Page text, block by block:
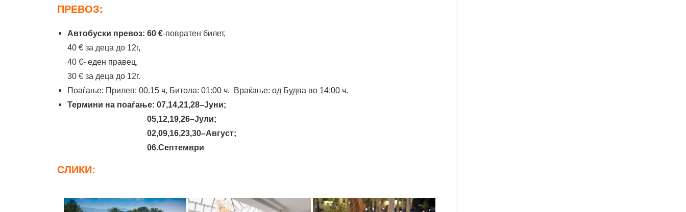
ПРЕВОЗ:
Автобуски превоз: 60 €-повратен билет,
40 € за деца до 12г,
40 €- еден правец,
30 € за деца до 12г.
Поаѓање: Прилеп: 00.15 ч, Битола: 01:00 ч. Враќање: од Будва во 14:00 ч.
Термини на поаѓање: 07,14,21,28–Јуни;
05,12,19,26–Јули;
02,09,16,23,30–Август;
06.Септември
СЛИКИ: